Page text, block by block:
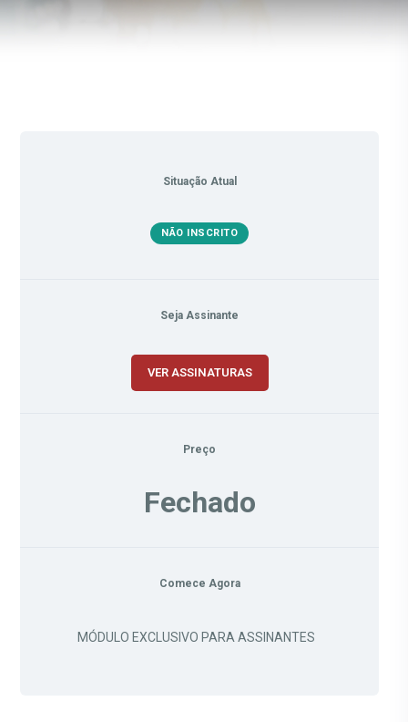
Situação Atual
NÃO INSCRITO
Seja Assinante
VER ASSINATURAS
Preço
Fechado
Comece Agora
MÓDULO EXCLUSIVO PARA ASSINANTES